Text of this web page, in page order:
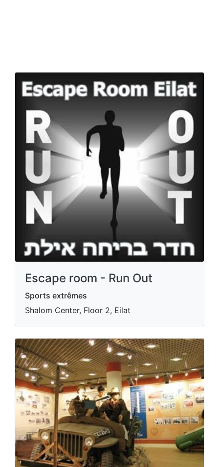
Escape room - Run Out
Sports extrêmes
Shalom Center, Floor 2, Eilat